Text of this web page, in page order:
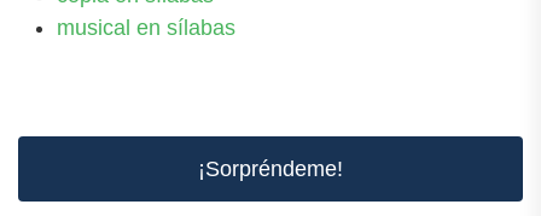
musical en sílabas
¡Sorpréndeme!